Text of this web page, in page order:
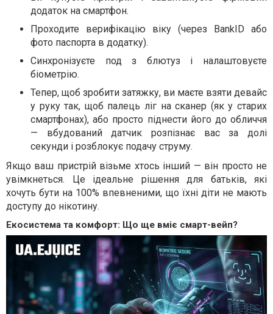
додаток на смартфон.
Проходите верифікацію віку (через BankID або
фото паспорта в додатку).
Синхронізуєте под з блютуз і налаштовуєте
біометрію.
Тепер, щоб зробити затяжку, ви маєте взяти девайс
у руку так, щоб палець ліг на сканер (як у старих
смартфонах), або просто піднести його до обличчя
— вбудований датчик розпізнає вас за долі
секунди і розблокує подачу струму.
Якщо ваш пристрій візьме хтось інший — він просто не
увімкнеться. Це ідеальне рішення для батьків, які
хочуть бути на 100% впевненими, що їхні діти не мають
доступу до нікотину.
Екосистема та комфорт: Що ще вміє смарт-вейп?